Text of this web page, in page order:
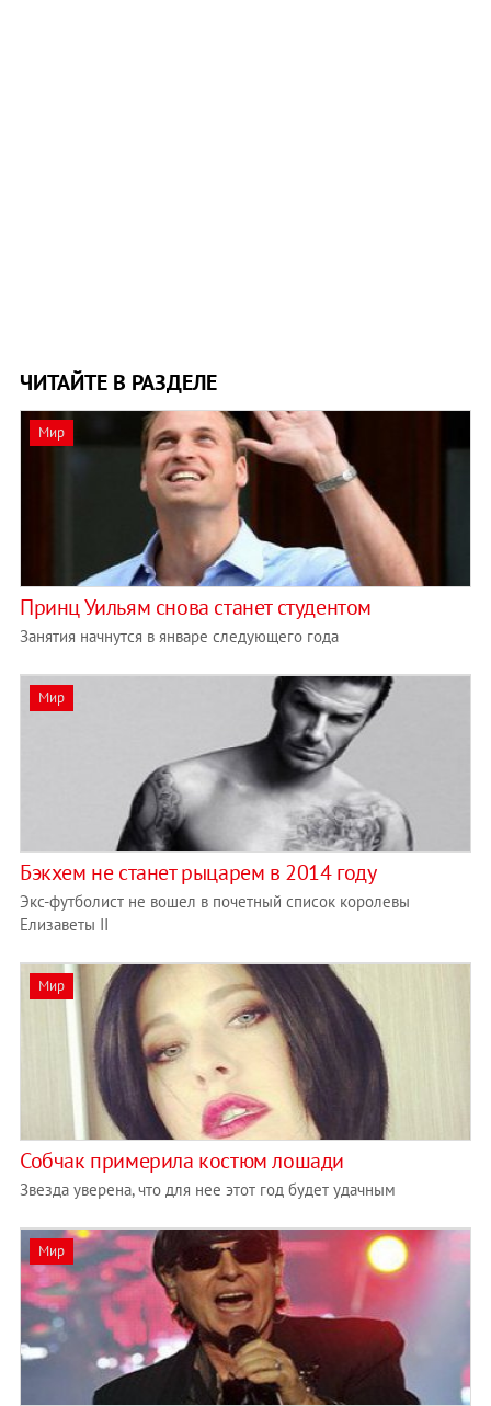
ЧИТАЙТЕ В РАЗДЕЛЕ
Мир
Принц Уильям снова станет студентом
Занятия начнутся в январе следующего года
Мир
Бэкхем не станет рыцарем в 2014 году
Экс-футболист не вошел в почетный список королевы
Елизаветы II
Мир
Собчак примерила костюм лошади
Звезда уверена, что для нее этот год будет удачным
Мир